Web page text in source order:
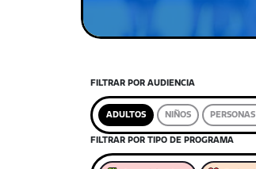
FILTRAR POR AUDIENCIA
ADULTOS NIÑOS
FILTRAR POR TIPO DE PROGRAMA